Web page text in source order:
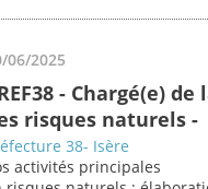
06/2025
- Chargé(e)
risques naturels -
38- Isère
activités principales